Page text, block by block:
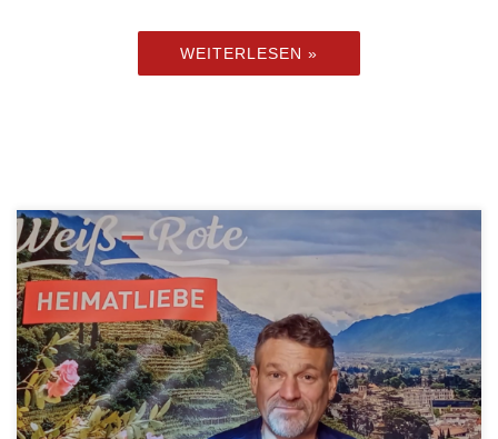
WEITERLESEN »
Was hat es eigentlich mit den geheimnisvollen
Raunächten auf sich? Und welche tiefe Bedeutung
steckt hinter dem Segenswunsch C+M+B, den wir in
diesen Tagen an unsere Türen schreiben? In der ersten
Folge unseres brandneuen Formats „Weiß-Rote
Heimatliebe“ bringt uns Thomas Winnischhofer diese
Traditionen näher. Pünktlich zum Start ins neue Jahr […]